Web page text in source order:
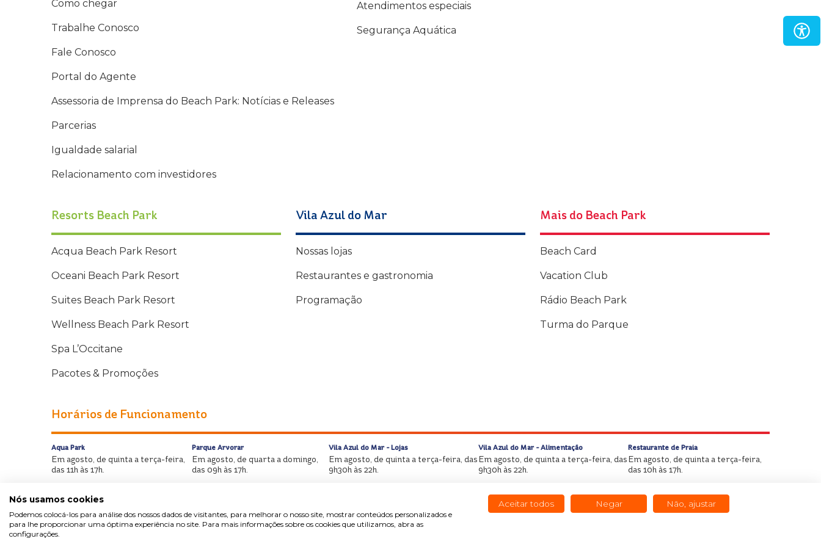
Como chegar
Trabalhe Conosco
Fale Conosco
Portal do Agente
Assessoria de Imprensa do Beach Park: Notícias e Releases
Parcerias
Igualdade salarial
Relacionamento com investidores
Atendimentos especiais
Segurança Aquática
Resorts Beach Park
Acqua Beach Park Resort
Oceani Beach Park Resort
Suites Beach Park Resort
Wellness Beach Park Resort
Spa L’Occitane
Pacotes & Promoções
Vila Azul do Mar
Nossas lojas
Restaurantes e gastronomia
Programação
Mais do Beach Park
Beach Card
Vacation Club
Rádio Beach Park
Turma do Parque
Horários de Funcionamento
Aqua Park
Em agosto, de quinta a terça-feira,
das 11h às 17h.
Parque Arvorar
Em agosto, de quarta a domingo,
das 09h às 17h.
Vila Azul do Mar - Lojas
Em agosto, de quinta a terça-feira, das
9h30h às 22h.
Vila Azul do Mar - Alimentação
Em agosto, de quinta a terça-feira, das
9h30h às 22h.
Restaurante de Praia
Em agosto, de quinta a terça-feira,
das 10h às 17h.
Nós usamos cookies
Podemos colocá-los para análise dos nossos dados de visitantes, para melhorar o nosso site, mostrar conteúdos personalizados e
para lhe proporcionar uma óptima experiência no site. Para mais informações sobre os cookies que utilizamos, abra as
configurações.
Aceitar todos Negar Não, ajustar